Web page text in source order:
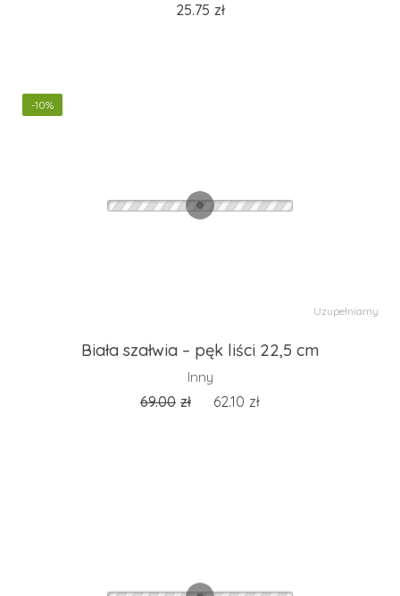
25.75 zł
-10%
Uzupełniamy
Biała szałwia – pęk liści 22,5 cm
Inny
69.00 zł 62.10 zł